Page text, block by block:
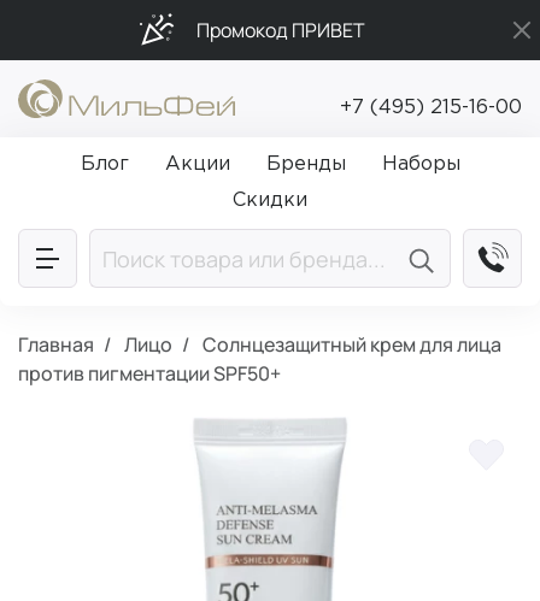
Промокод ПРИВЕТ
Бесплатная доставка от 5 000₽
Подарки в каждый заказ от 5 000₽
+7 (495) 215-16-00
Блог Акции Бренды
Наборы
Скидки
Главная Лицо
Солнцезащитный крем для лица
против пигментации SPF50+